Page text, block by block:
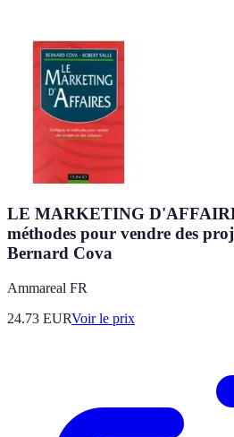
LE MARKETING
méthodes pour vendre des
Bernard Cova
Ammareal FR
24.73 EURVoir le prix